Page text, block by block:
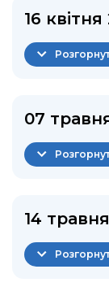
16
07
14